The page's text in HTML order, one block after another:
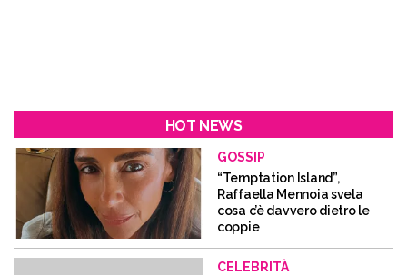
HOT NEWS
GOSSIP
“Temptation Island”,
Raffaella Mennoia svela
cosa c’è davvero dietro le
coppie
CELEBRITÀ